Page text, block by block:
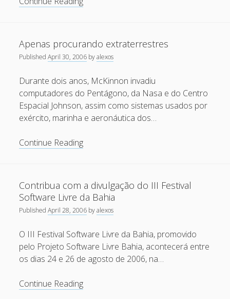
Gilson CameloonProtegendo a console administrativa
com evasão do Ossec HIDS
nginx no Debian
Archives
April 2022
September 2020
August 2015
December 2014
October 2014
September 2014
Como
Ajudar!
Apenas procurando extraterrestres
PublishedApril 30, 2006 byalexos
Durante dois anos, McKinnon invadiu
computadores do Pentágono, da Nasa e do Centro
Espacial Johnson, assim como sistemas usados por
exército, marinha e aeronáutica dos…
Continue ReadingApenas
Contribua com a divulgação do III Festival
Software Livre da Bahia
PublishedApril 28, 2006 byalexos
O III Festival Software Livre da Bahia, promovido
pelo Projeto Software Livre Bahia, acontecerá entre
os dias 24 e 26 de agosto de 2006, na…
Continue ReadingContribua